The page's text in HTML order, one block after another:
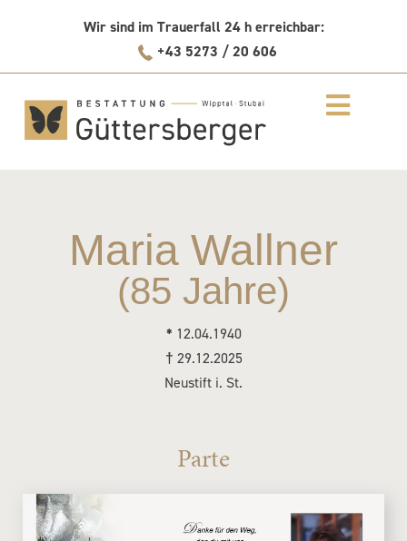
Wir sind im Trauerfall 24 h erreichbar:
+43 5273 / 20 606
Maria Wallner
(85 Jahre)
* 12.04.1940
† 29.12.2025
Neustift i. St.
Parte